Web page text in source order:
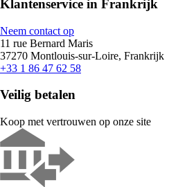
Klantenservice in Frankrijk
Neem contact op
11 rue Bernard Maris
37270 Montlouis-sur-Loire, Frankrijk
+33 1 86 47 62 58
Veilig betalen
Koop met vertrouwen op onze site